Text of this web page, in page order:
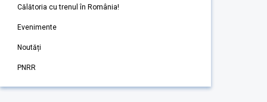
Călătoria cu trenul în România!
Evenimente
Noutăți
PNRR